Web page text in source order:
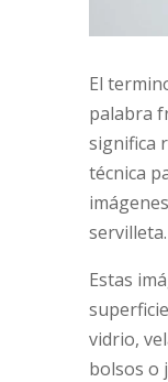
El
palabra
significa
técnica
servilleta.
Estas
vidrio,
bolsos o